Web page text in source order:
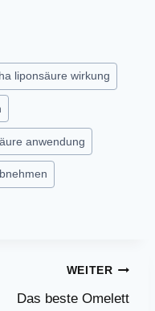
liponsäure wirkung
anwendung
WEITER
Das beste Omelett